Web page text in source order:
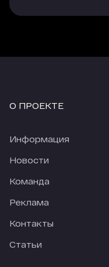
О ПРОЕКТЕ
Информация
Новости
Команда
Реклама
Контакты
Статьи